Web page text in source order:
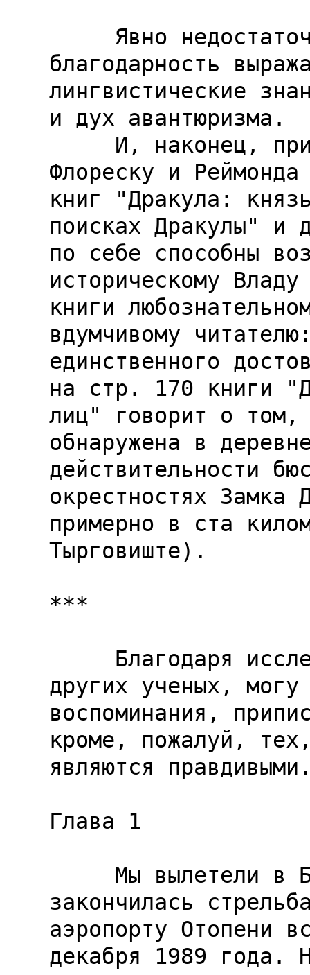
благодарность
лингвистические
и дух авантюризма.
Флореску и
книг "Дракула:
поисках Дракулы" и
по себе способны
историческому
книги
вдумчивому
единственного
на стр. 170 книги
лиц" говорит о том,
обнаружена в